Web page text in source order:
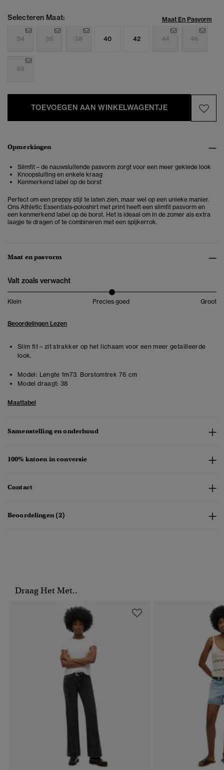
Selecteren Maat: Maat En Pasvorm
34 36 38 40 42 44 46
48
TOEVOEGEN AAN WINKELWAGENTJE
Opmerkingen
Slimfit – de nauwsluitende pasvorm zorgt voor een meer geklede look
Knoopsluiting en enkele kraag
Kenmerkend label op de borst
Perfect om een preppy stijl te laten zien, maar wel op een unieke manier.
Ons Athletic Essentials-poloshirt met print heeft een slimfit pasvorm en
een kenmerkend label op de borst. Het is ideaal om in de zomer als extra
laagje te dragen of te combineren met een spijkerrok.
Maat en pasvorm
Valt zoals verwacht
Klein Precies goed Groot
Beoordelingen Lezen
Slim fit – zit strakker op het lichaam voor een meer getailleerde
look.
Model: Lengte 1m73. Borstomtrek 76 cm
Model draagt: 38
Maattabel
Samenstelling en onderhoud
100% katoen in conversie
Contact
Beoordelingen (2)
Draag Het Met..